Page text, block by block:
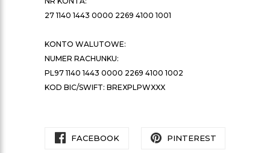
27 1140 1443 0000 2269 4100 1001
KONTO WALUTOWE:
NUMER RACHUNKU:
PL97 1140 1443 0000 2269 4100 1002
KOD BIC/SWIFT: BREXPLPWXXX
FACEBOOK PINTEREST